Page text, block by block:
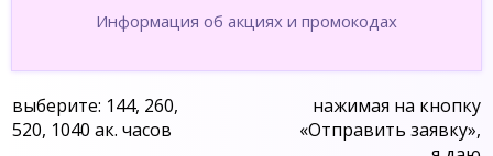
Информация об акциях и промокодах
выберите: 144, 260,
520, 1040 ак. часов
нажимая на кнопку
«Отправить заявку»,